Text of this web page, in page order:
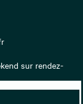
sur rendez-
ISO 9001